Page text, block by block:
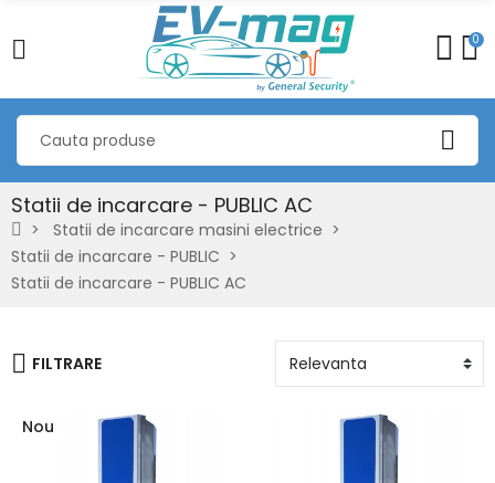
0
Statii de incarcare - PUBLIC AC
Statii de incarcare masini electrice
Statii de incarcare - PUBLIC
Statii de incarcare - PUBLIC AC
FILTRARE
Nou